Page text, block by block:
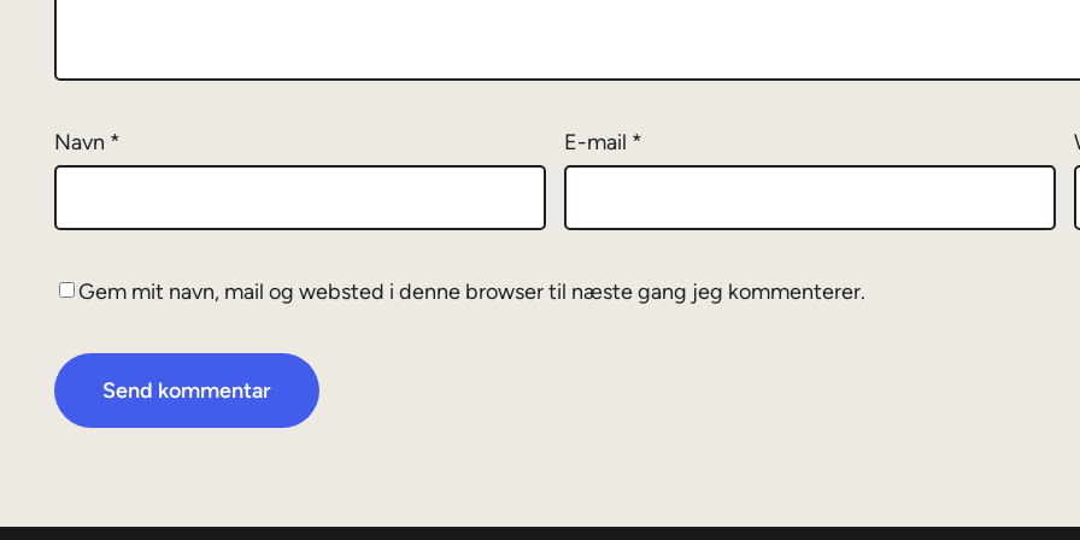
Navn * E-mail *
Gem mit navn, mail og websted i denne browser til næste gang jeg kommenterer.